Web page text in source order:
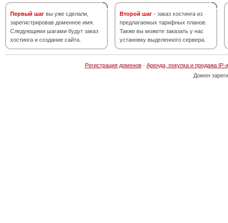
Первый шаг вы уже сделали,
зарегистрировав доменное имя.
Следующими шагами будут заказ
хостинга и создание сайта.
Второй шаг - заказ хостинга из
предлагаемых тарифных планов.
Также вы можете заказать у нас
установку выделенного сервера.
Регистрация доменов· Аренда, покупка и продажа IP-
Домен